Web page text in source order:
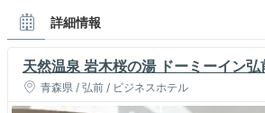
詳細情報
天然温泉 岩木桜の湯 ドーミーイン弘
青森県 / 弘前 / ビジネスホテル